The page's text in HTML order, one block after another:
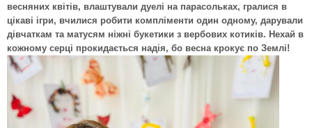
весняних квітів, влаштували дуелі на парасольках, гралися в
цікаві ігри, вчилися робити компліменти один одному, дарували
дівчаткам та матусям ніжні букетики з вербових котиків. Нехай в
кожному серці прокидається надія, бо весна крокує по Землі!